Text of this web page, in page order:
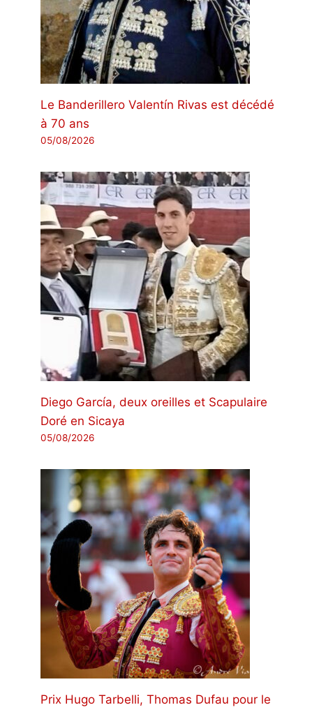
Le Banderillero Valentín Rivas est décédé
à 70 ans
05/08/2026
Diego García, deux oreilles et Scapulaire
Doré en Sicaya
05/08/2026
Prix ​​Hugo Tarbelli, Thomas Dufau pour le